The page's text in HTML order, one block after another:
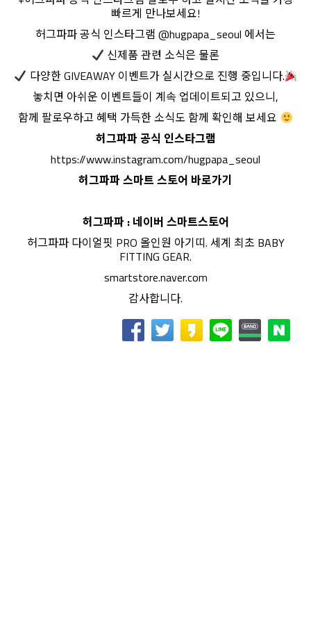
빠르게 만나보세요!
허그파파 공식 인스타그램 @hugpapa_seoul 에서는
신제품 관련 소식은 물론
다양한 GIVEAWAY 이벤트가 실시간으로 진행 중입니다.
놓치면 아쉬운 이벤트들이 계속 업데이트되고 있으니,
함께 팔로우하고 혜택 가득한 소식도 함께 확인해 보세요
허그파파 공식 인스타그램
https://www.instagram.com/hugpapa_seoul​
허그파파 스마트 스토어 바로가기
허그파파 : 네이버 스마트스토어
허그파파 다이얼핏 PRO 올인원 아기띠. 세계 최초 BABY
FITTING GEAR.
smartstore.naver.com
감사합니다.